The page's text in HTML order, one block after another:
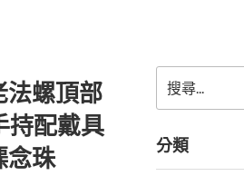
法螺頂部
持配戴具
念珠
尋
關
鍵
字:
分類